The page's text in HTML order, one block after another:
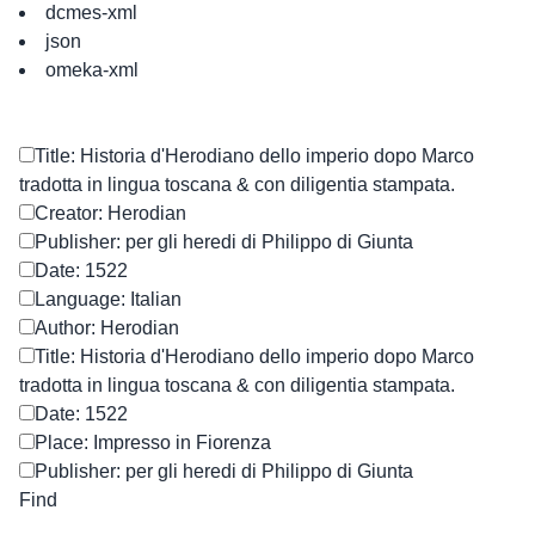
dcmes-xml
json
omeka-xml
Title: Historia d'Herodiano dello imperio dopo Marco
tradotta in lingua toscana & con diligentia stampata.
Creator: Herodian
Publisher: per gli heredi di Philippo di Giunta
Date: 1522
Language: Italian
Author: Herodian
Title: Historia d'Herodiano dello imperio dopo Marco
tradotta in lingua toscana & con diligentia stampata.
Date: 1522
Place: Impresso in Fiorenza
Publisher: per gli heredi di Philippo di Giunta